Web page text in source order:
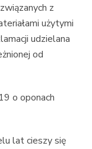
z
użytymi
udzielana
od
o oponach
lat cieszy się